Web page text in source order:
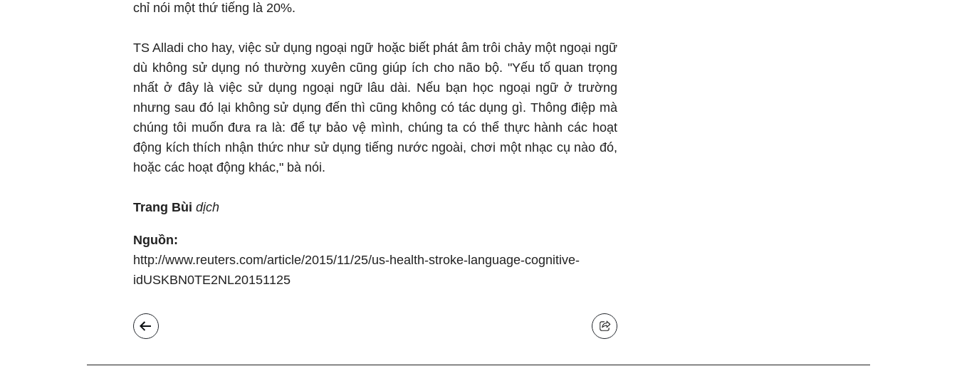
chỉ nói một thứ tiếng là 20%.
TS Alladi cho hay, việc sử dụng ngoại ngữ hoặc biết phát âm trôi chảy một ngoại ngữ
dù không sử dụng nó thường xuyên cũng giúp ích cho não bộ. "Yếu tố quan trọng
nhất ở đây là việc sử dụng ngoại ngữ lâu dài. Nếu bạn học ngoại ngữ ở trường
nhưng sau đó lại không sử dụng đến thì cũng không có tác dụng gì. Thông điệp mà
chúng tôi muốn đưa ra là: để tự bảo vệ mình, chúng ta có thể thực hành các hoạt
động kích thích nhận thức như sử dụng tiếng nước ngoài, chơi một nhạc cụ nào đó,
hoặc các hoạt động khác," bà nói.
Trang Bùi dịch
Nguồn:
http://www.reuters.com/article/2015/11/25/us-health-stroke-language-cognitive-
idUSKBN0TE2NL20151125